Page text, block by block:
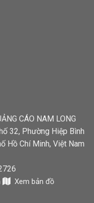
CÁO NAM LONG
32, Phường Hiệp Bình
Hồ Chí Minh, Việt Nam
Xem bản đồ